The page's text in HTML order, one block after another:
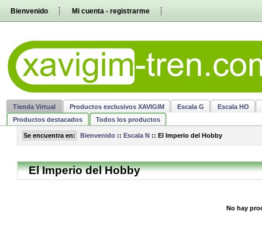
directamente
Bienvenido Mi cuenta - registrarme
Tienda Virtual Productos exclusivos XAVIGIM Escala G Escala HO
Productos destacados
Todos los productos
Se encuentra en: Bienvenido ::Escala N ::El Imperio del Hobby
El Imperio del Hobby
No hay